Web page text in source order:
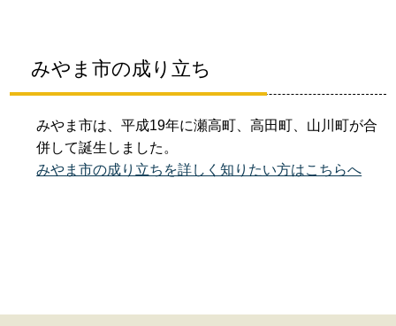
みやま市の成り立ち
みやま市は、平成19年に瀬高町、高田町、山川町が合
併して誕生しました。
みやま市の成り立ちを詳しく知りたい方はこちらへ